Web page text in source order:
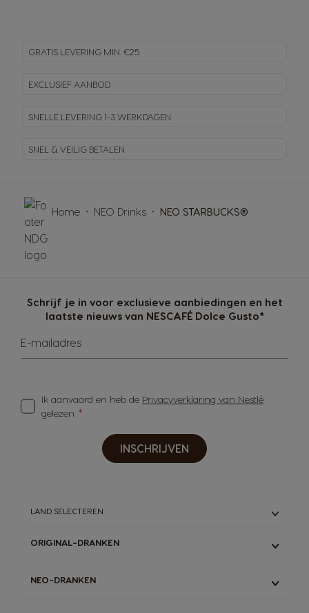
GRATIS LEVERING MIN. €25
EXCLUSIEF AANBOD
SNELLE LEVERING 1-3 WERKDAGEN
SNEL & VEILIG BETALEN
Schrijf je in voor exclusieve aanbiedingen en het
laatste nieuws van NESCAFÉ Dolce Gusto*
E-mailadres
Ik aanvaard en heb de Privacyverklaring van Nestlé
gelezen
INSCHRIJVEN
Home NEO Drinks NEO STARBUCKS®
LAND SELECTEREN
ORIGINAL-DRANKEN
ESPRESSO
NEO-DRANKEN